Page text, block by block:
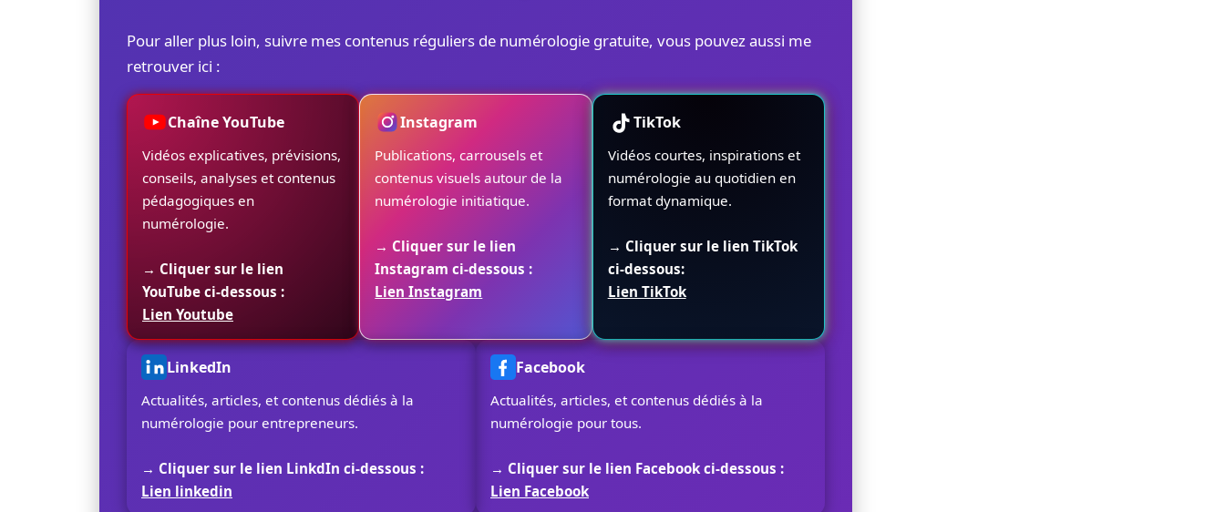
Pour aller plus loin, suivre mes contenus réguliers de numérologie gratuite, vous pouvez aussi me
retrouver ici :
Chaîne YouTube
Vidéos explicatives, prévisions,
conseils, analyses et contenus
pédagogiques en
numérologie.
→ Cliquer sur le lien
YouTube ci-dessous :
Lien Youtube
Instagram
Publications, carrousels et
contenus visuels autour de la
numérologie initiatique.
→ Cliquer sur le lien
Instagram ci-dessous :
Lien Instagram
TikTok
Vidéos courtes, inspirations et
numérologie au quotidien en
format dynamique.
→ Cliquer sur le lien TikTok
ci-dessous:
Lien TikTok
LinkedIn
Actualités, articles, et contenus dédiés à la
numérologie pour entrepreneurs.
→ Cliquer sur le lien LinkdIn ci-dessous :
Lien linkedin
Facebook
Actualités, articles, et contenus dédiés à la
numérologie pour tous.
→ Cliquer sur le lien Facebook ci-dessous :
Lien Facebook